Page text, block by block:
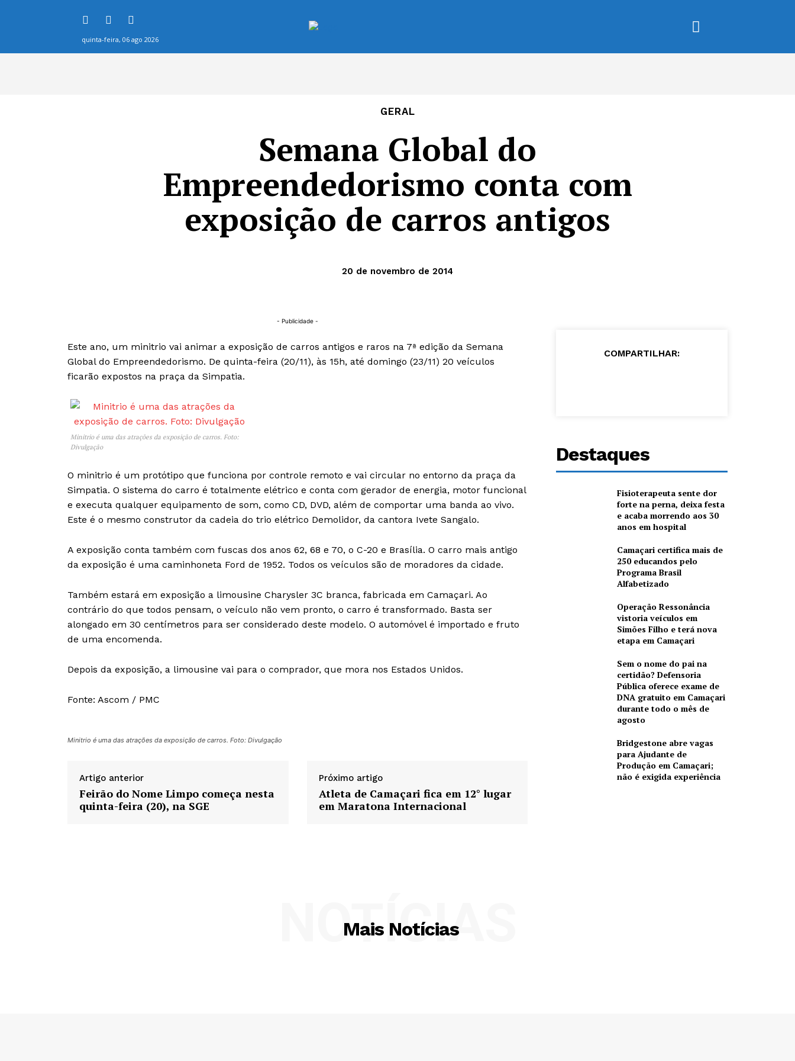
quinta-feira, 06 ago 2026
GERAL
Semana Global do
Empreendedorismo conta com
exposição de carros antigos
20 de novembro de 2014
- Publicidade -
Este ano, um minitrio vai animar a exposição de carros antigos e raros na 7ª edição da Semana
Global do Empreendedorismo. De quinta-feira (20/11), às 15h, até domingo (23/11) 20 veículos
ficarão expostos na praça da Simpatia.
Minitrio é uma das atrações da exposição de carros. Foto:
Divulgação
O minitrio é um protótipo que funciona por controle remoto e vai circular no entorno da praça da
Simpatia. O sistema do carro é totalmente elétrico e conta com gerador de energia, motor funcional
e executa qualquer equipamento de som, como CD, DVD, além de comportar uma banda ao vivo.
Este é o mesmo construtor da cadeia do trio elétrico Demolidor, da cantora Ivete Sangalo.
A exposição conta também com fuscas dos anos 62, 68 e 70, o C-20 e Brasília. O carro mais antigo
da exposição é uma caminhoneta Ford de 1952. Todos os veículos são de moradores da cidade.
Também estará em exposição a limousine Charysler 3C branca, fabricada em Camaçari. Ao
contrário do que todos pensam, o veículo não vem pronto, o carro é transformado. Basta ser
alongado em 30 centímetros para ser considerado deste modelo. O automóvel é importado e fruto
de uma encomenda.
Depois da exposição, a limousine vai para o comprador, que mora nos Estados Unidos.
Fonte: Ascom / PMC
Minitrio é uma das atrações da exposição de carros. Foto: Divulgação
Artigo anterior
Feirão do Nome Limpo começa nesta
quinta-feira (20), na SGE
Próximo artigo
Atleta de Camaçari fica em 12° lugar
em Maratona Internacional
COMPARTILHAR:
Destaques
Fisioterapeuta sente dor
forte na perna, deixa festa
e acaba morrendo aos 30
anos em hospital
Camaçari certifica mais de
250 educandos pelo
Programa Brasil
Alfabetizado
Operação Ressonância
vistoria veículos em
Simões Filho e terá nova
etapa em Camaçari
Sem o nome do pai na
certidão? Defensoria
Pública oferece exame de
DNA gratuito em Camaçari
durante todo o mês de
agosto
Bridgestone abre vagas
para Ajudante de
Produção em Camaçari;
não é exigida experiência
Mais Notícias
NOTÍCIAS